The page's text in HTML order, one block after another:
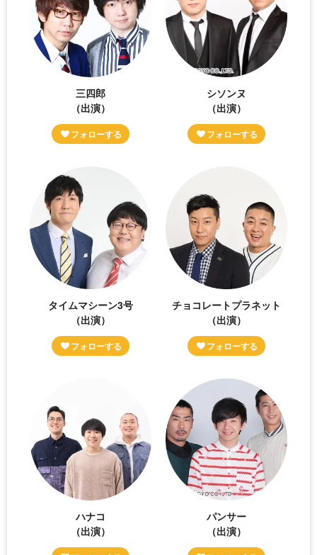
三四郎
（出演）
シソンヌ
（出演）
タイムマシーン3号
（出演）
チョコレートプラネット
（出演）
ハナコ
（出演）
パンサー
（出演）